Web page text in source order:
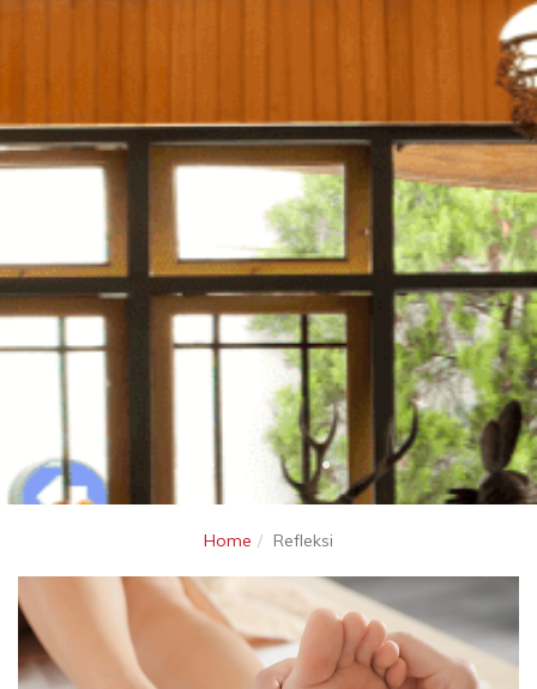
Home Refleksi